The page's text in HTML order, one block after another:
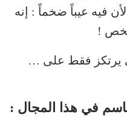
فيه عيباً ضخماً : إنه
!
يرتكز فقط على …
في هذا المجال :